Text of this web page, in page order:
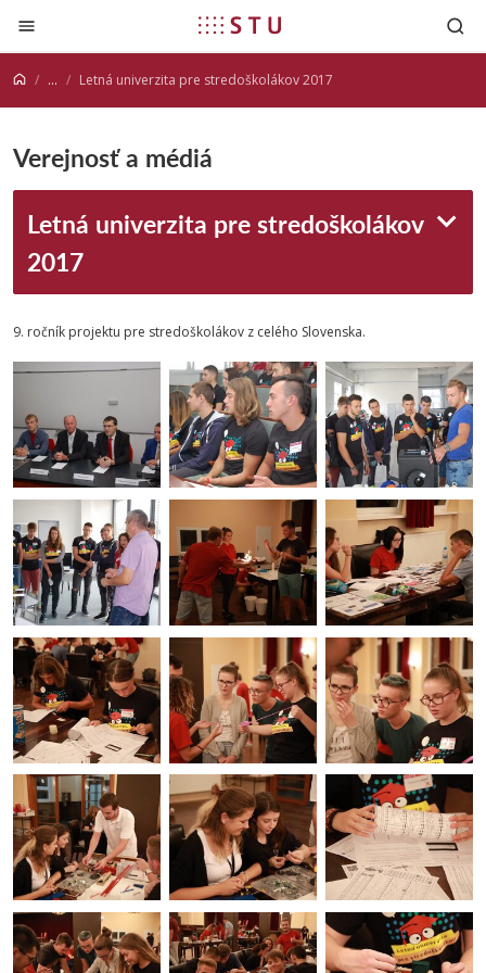
Prejsť na obsah
... Letná univerzita pre stredoškolákov 2017
Verejnosť a médiá
Letná univerzita pre stredoškolákov
2017
9. ročník projektu pre stredoškolákov z celého Slovenska.